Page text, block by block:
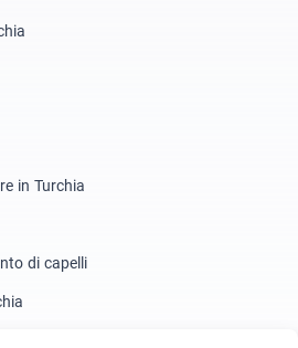
in Turchia
di capelli